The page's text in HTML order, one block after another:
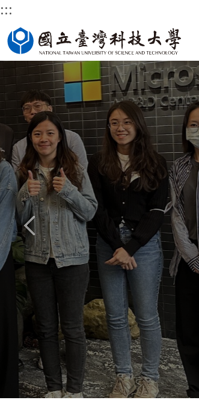
跳
到
主
要
內
容
區
:::
國立臺灣科技大
專利研究所
Graduate Institute of